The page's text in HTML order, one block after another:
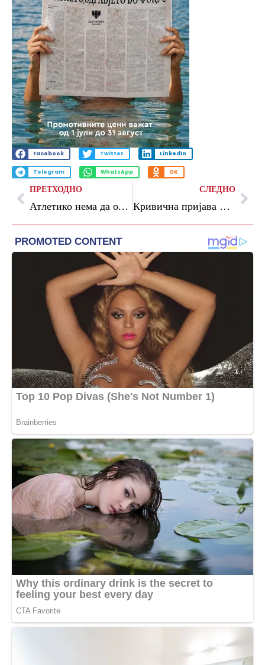
Facebook Twitter LinkedIn
Telegram WhatsApp OK
ПРЕТХОДНО
Атлетико нема да одбие 150 милиони евра за Хулијан Алварез
СЛЕДНО
Кривична пријава и интерпелација за Гаши, најави Филипче – СДСМ се повлекува од Комисијата